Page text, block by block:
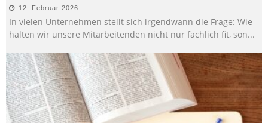
12. Februar 2026
In vielen Unternehmen stellt sich irgendwann die Frage: Wie
halten wir unsere Mitarbeitenden nicht nur fachlich fit, son...